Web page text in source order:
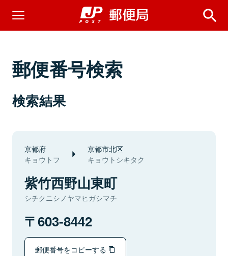
郵便番号検索
検索結果
京都府
キョウトフ
京都市北区
キョウトシキタク
紫竹西野山東町
シチクニシノヤマヒガシマチ
603-8442
郵便番号をコピーする